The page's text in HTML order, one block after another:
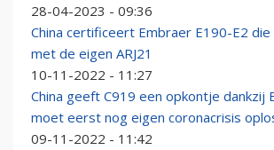
28-04-2023 - 09:36
China certificeert Embraer E190-E2
met de eigen ARJ21
10-11-2022 - 11:27
China geeft C919 een opkontje dankzij
moet eerst nog eigen coronacrisis
09-11-2022 - 11:42